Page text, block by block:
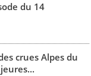
du 14
crues Alpes du